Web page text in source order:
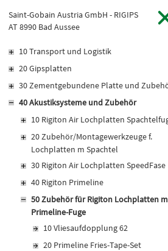
SHOP
LEIBWÄCHTER
MERKLISTE
WARENKORB
BAUSTOFFE
HOCHBAU
TIEFBAU
TROCKENBAU
NATURSTEIN
UNTERNEHMEN
FIRMENGESCHICHTE
STANDORTE
DOWNLOADS
LEITBILD
KARRIERE
KARRIERE UND
OFFENE STELLEN
AKTUELLES
PREISANPASSUNGEN
AGB'S
EUROSYS
GEWERBEZONE
Baustoffkataloge
Saint-Gobain Austria GmbH - RIGIPS
AT 8990 Bad Aussee
10 Transport und Logistik
20 Gipsplatten
30 Zementgebundene Platte und
40 Akustiksysteme und Zubehör
10 Rigiton Air Lochplatten
20 Zubehör/Montagewerkzeuge f.
Lochplatten m Spachtel
30 Rigiton Air Lochplatten SpeedFase
40 Rigiton Primeline
50 Zubehör für Rigiton Lochplatten
Primeline-Fuge
10 Vliesaufdopplung 62
20 Primeline Fries-Tape-Set
ZUBEHÖR FÜR
LOCHPLATTEN
PRIMELINE-FUGE